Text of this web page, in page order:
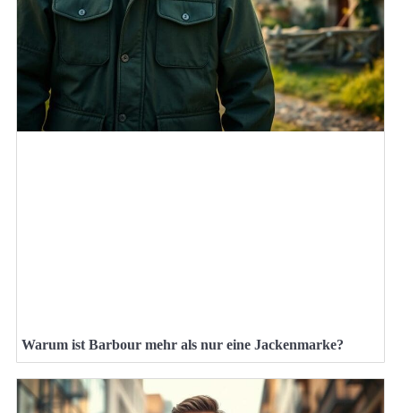
Warum ist Barbour mehr als nur eine Jackenmarke?